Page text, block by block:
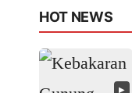
HOT NEWS
▶